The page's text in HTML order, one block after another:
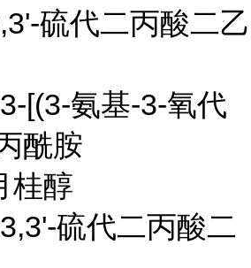
硫代二丙酸二乙
[(3-氨基-3-氧代
酰胺
桂醇
硫代二丙酸二